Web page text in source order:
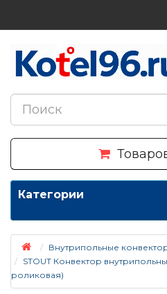
Категории
Внутрипольные
STOUT Конвектор
роликовая)